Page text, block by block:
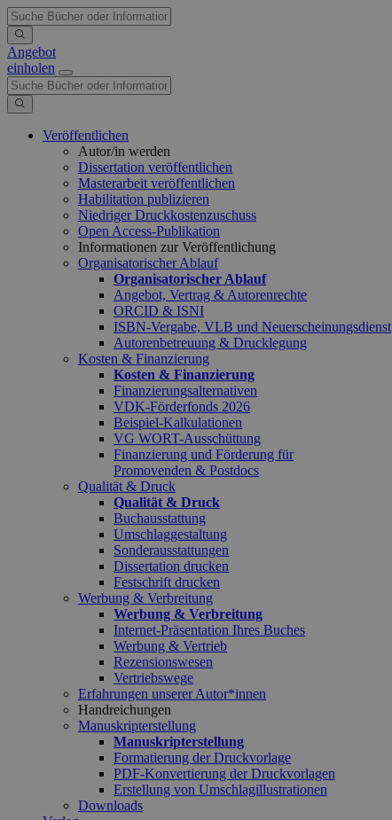
Angebot
einholen
Veröffentlichen
Autor/in werden
Dissertation veröffentlichen
Masterarbeit veröffentlichen
Habilitation publizieren
Niedriger Druckkostenzuschuss
Open Access-Publikation
Informationen zur Veröffentlichung
Organisatorischer Ablauf
Organisatorischer Ablauf
Angebot, Vertrag & Autorenrechte
ORCID & ISNI
ISBN-Vergabe, VLB und Neuerscheinungsdienst
Autorenbetreuung & Drucklegung
Kosten & Finanzierung
Kosten & Finanzierung
Finanzierungsalternativen
VDK-Förderfonds 2026
Beispiel-Kalkulationen
VG WORT-Ausschüttung
Finanzierung und Förderung für
Promovenden & Postdocs
Qualität & Druck
Qualität & Druck
Buchausstattung
Umschlaggestaltung
Sonderausstattungen
Dissertation drucken
Festschrift drucken
Werbung & Verbreitung
Werbung & Verbreitung
Internet-Präsentation Ihres Buches
Werbung & Vertrieb
Rezensionswesen
Vertriebswege
Erfahrungen unserer Autor*innen
Handreichungen
Manuskripterstellung
Manuskripterstellung
Formatierung der Druckvorlage
PDF-Konvertierung der Druckvorlagen
Erstellung von Umschlagillustrationen
Downloads